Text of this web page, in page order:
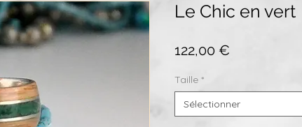
Le Chic en vert
122,00 €
Taille *
Sélectionner